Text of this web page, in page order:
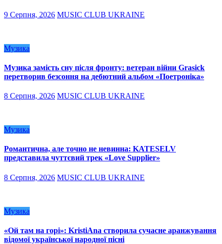
9 Серпня, 2026 MUSIC CLUB UKRAINE
Музика
Музика замість сну після фронту: ветеран війни Grasick
перетворив безсоння на дебютний альбом «Поетроніка»
8 Серпня, 2026 MUSIC CLUB UKRAINE
Музика
Романтична, але точно не невинна: KATESELV
представила чуттєвий трек «Love Supplier»
8 Серпня, 2026 MUSIC CLUB UKRAINE
Музика
«Ой там на горі»: KristiAna створила сучасне аранжування
відомої української народної пісні